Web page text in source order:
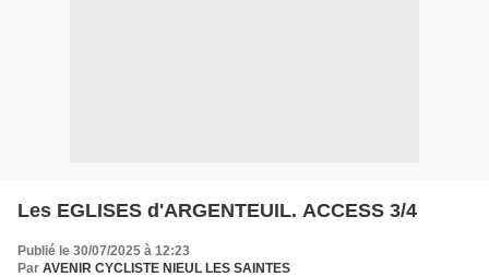
Les EGLISES d'ARGENTEUIL. ACCESS 3/4
Publié le 30/07/2025 à 12:23
Par AVENIR CYCLISTE NIEUL LES SAINTES